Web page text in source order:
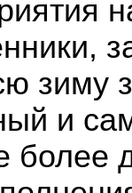
зиму
и